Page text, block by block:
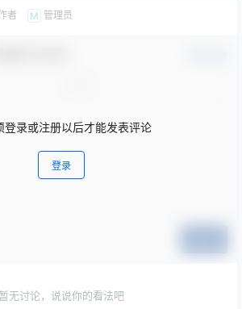
者 M 管理员
登录或注册以后才能发表评论
登录
暂无讨论，说说你的看法吧